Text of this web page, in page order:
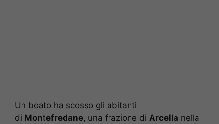
Un boato ha scosso gli abitanti
di Montefredane, una frazione di Arcella nella